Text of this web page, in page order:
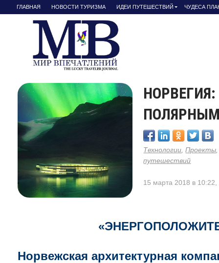
ГЛАВНАЯ НОВОСТИ ТУРИЗМА ИДЕИ ПУТЕШЕСТВИЙ ЧУДЕСА
Технологии ,Проекты
путешествий
15 марта 2018 в
Норвежская архитектурная